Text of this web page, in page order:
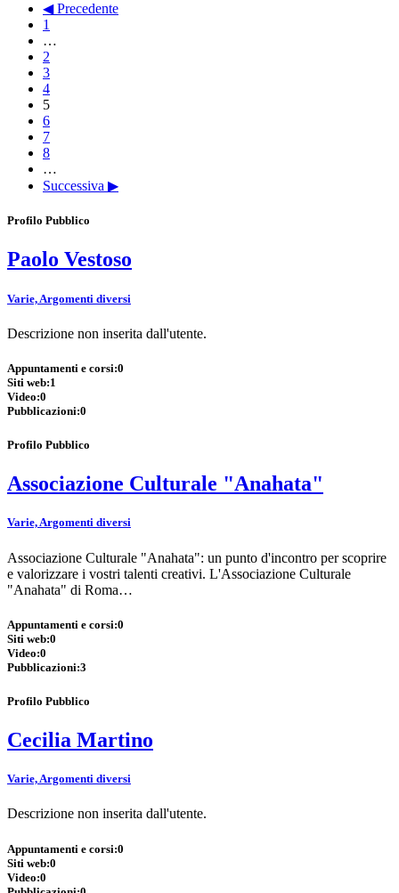
◀ Precedente
1
…
2
3
4
5
6
7
8
…
Successiva ▶
Profilo Pubblico
Paolo Vestoso
Varie, Argomenti diversi
Descrizione non inserita dall'utente.
Appuntamenti e corsi:0
Siti web:1
Video:0
Pubblicazioni:0
Profilo Pubblico
Associazione Culturale "Anahata"
Varie, Argomenti diversi
Associazione Culturale "Anahata": un punto d'incontro per scoprire
e valorizzare i vostri talenti creativi. L'Associazione Culturale
"Anahata" di Roma…
Appuntamenti e corsi:0
Siti web:0
Video:0
Pubblicazioni:3
Profilo Pubblico
Cecilia Martino
Varie, Argomenti diversi
Descrizione non inserita dall'utente.
Appuntamenti e corsi:0
Siti web:0
Video:0